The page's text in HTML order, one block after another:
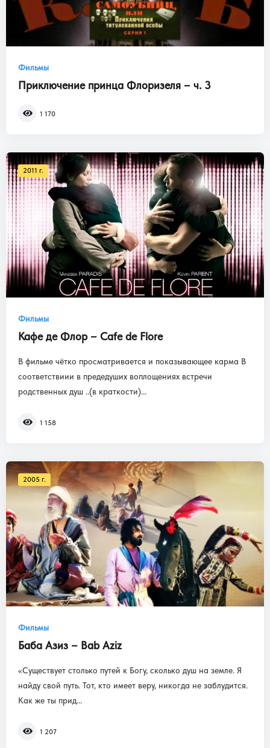
Фильмы
Приключение принца Флоризеля – ч. 3
1 170
2011 г.
Фильмы
Кафе де Флор – Cafe de Flore
В фильме чётко просматривается и показывающее карма В
соответствиии в предедуших воплощениях встречи
родственных душ ..(в краткости)...
1 158
2005 г.
Фильмы
Баба Азиз – Bab Aziz
«Существует столько путей к Богу, сколько душ на земле. Я
найду свой путь. Тот, кто имеет веру, никогда не заблудится.
Как же ты прид...
1 207